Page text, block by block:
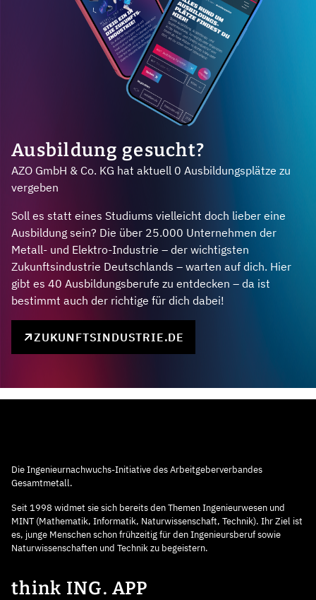
Ausbildung gesucht?
AZO GmbH & Co. KG hat aktuell 0 Ausbildungsplätze zu
vergeben
Soll es statt eines Studiums vielleicht doch lieber eine
Ausbildung sein? Die über 25.000 Unternehmen der
Metall- und Elektro-Industrie – der wichtigsten
Zukunftsindustrie Deutschlands – warten auf dich. Hier
gibt es 40 Ausbildungsberufe zu entdecken – da ist
bestimmt auch der richtige für dich dabei!
ZUKUNFTSINDUSTRIE.DE
Die Ingenieurnachwuchs-Initiative des Arbeitgeberverbandes
Gesamtmetall.
Seit 1998 widmet sie sich bereits den Themen Ingenieurwesen und
MINT (Mathematik, Informatik, Naturwissenschaft, Technik). Ihr Ziel ist
es, junge Menschen schon frühzeitig für den Ingenieursberuf sowie
Naturwissenschaften und Technik zu begeistern.
think ING. APP